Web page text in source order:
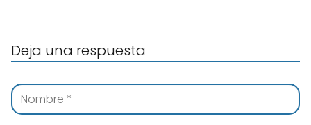
Deja una respuesta